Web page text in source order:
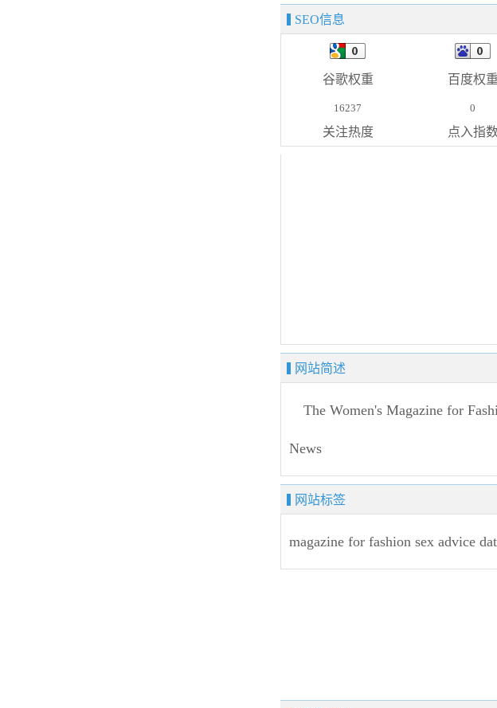
SEO信息
谷歌权重 百度权重
16237
关注热度
0
点入指
网站简述
The Women's Magazine for
News
网站标签
magazine for fashion sex advice